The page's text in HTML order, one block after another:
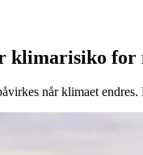
klimarisiko
når klimaet